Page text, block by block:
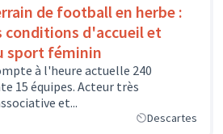
de football en herbe :
conditions d'accueil et
sport féminin
à l'heure actuelle 240
15 équipes. Acteur très
et...
Descartes